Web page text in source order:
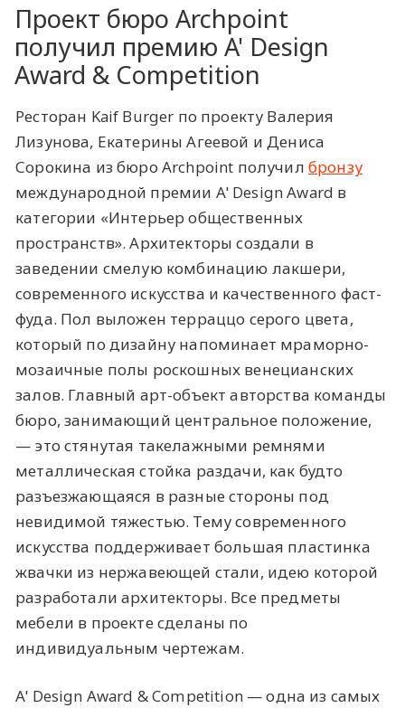
Проект бюро Archpoint
получил премию A' Design
Award & Competition
Ресторан Kaif Burger по проекту Валерия
Лизунова, Екатерины Агеевой и Дениса
Сорокина из бюро Archpoint получил бронзу
международной премии A' Design Award в
категории «Интерьер общественных
пространств». Архитекторы создали в
заведении смелую комбинацию лакшери,
современного искусства и качественного фаст-
фуда. Пол выложен терраццо серого цвета,
который по дизайну напоминает мраморно-
мозаичные полы роскошных венецианских
залов. Главный арт-объект авторства команды
бюро, занимающий центральное положение,
— это стянутая такелажными ремнями
металлическая стойка раздачи, как будто
разъезжающаяся в разные стороны под
невидимой тяжестью. Тему современного
искусства поддерживает большая пластинка
жвачки из нержавеющей стали, идею которой
разработали архитекторы. Все предметы
мебели в проекте сделаны по
индивидуальным чертежам.
A' Design Award & Competition — одна из самых